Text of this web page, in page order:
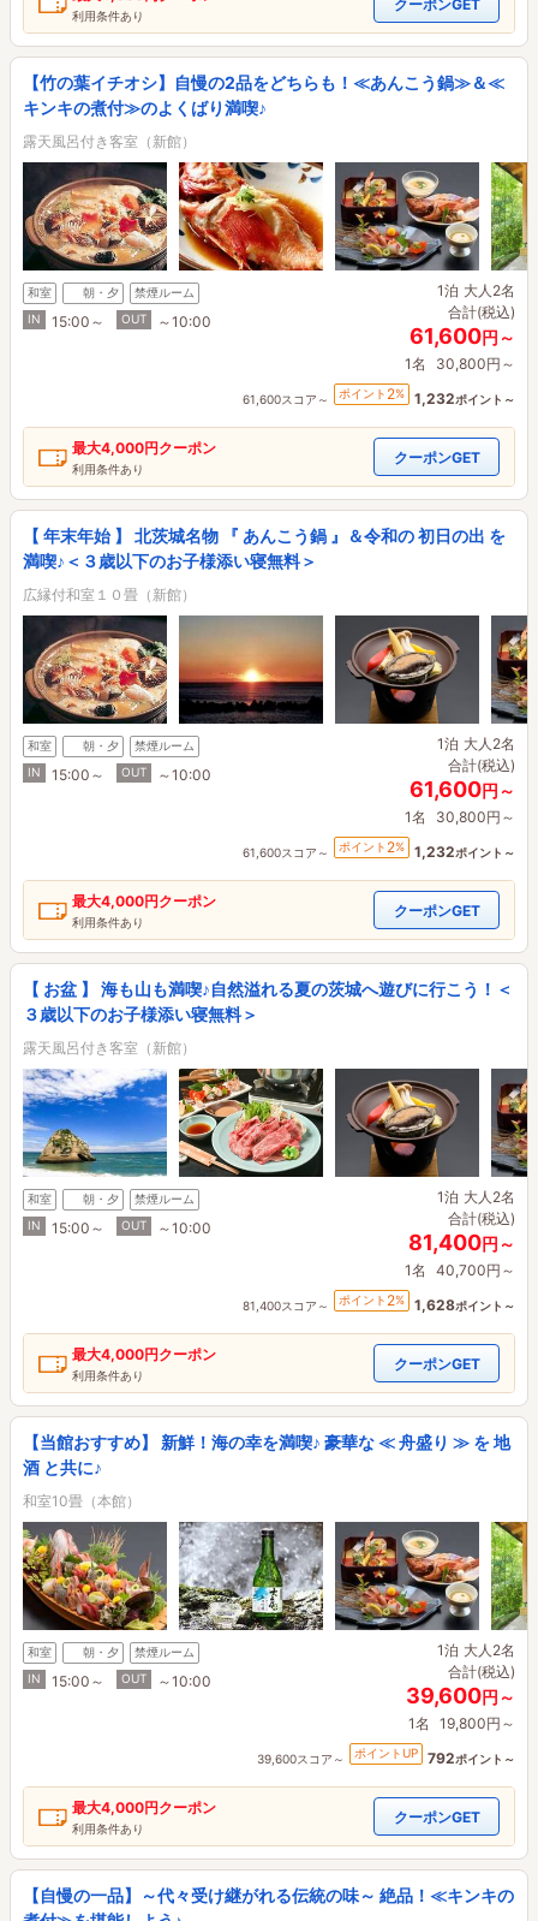
利用条件あり
クーポンGET
【竹の葉イチオシ】自慢の2品をどちらも！≪あんこう鍋≫＆≪
キンキの煮付≫のよくばり満喫♪
露天風呂付き客室（新館）
和室 朝・夕
禁煙ルーム
IN
15:00～ OUT ～10:00
1泊 大人2名
合計(税込)
61,600円～
1名 30,800円～
61,600スコア～ ポイント 2% 1,232ポイント～
最大4,000円クーポン
利用条件あり
クーポンGET
【 年末年始 】 北茨城名物 『 あんこう鍋 』＆令和の 初日の出 を
満喫♪＜３歳以下のお子様添い寝無料＞
広縁付和室１０畳（新館）
和室 朝・夕
禁煙ルーム
IN
15:00～ OUT ～10:00
1泊 大人2名
合計(税込)
61,600円～
1名 30,800円～
61,600スコア～ ポイント 2% 1,232ポイント～
最大4,000円クーポン
利用条件あり
クーポンGET
【 お盆 】 海も山も満喫♪自然溢れる夏の茨城へ遊びに行こう！＜
３歳以下のお子様添い寝無料＞
露天風呂付き客室（新館）
和室 朝・夕
禁煙ルーム
IN
15:00～ OUT ～10:00
1泊 大人2名
合計(税込)
81,400円～
1名 40,700円～
81,400スコア～ ポイント 2% 1,628ポイント～
最大4,000円クーポン
利用条件あり
クーポンGET
【当館おすすめ】 新鮮！海の幸を満喫♪ 豪華な ≪ 舟盛り ≫ を 地
酒 と共に♪
和室10畳（本館）
和室 朝・夕
禁煙ルーム
IN
15:00～ OUT ～10:00
1泊 大人2名
合計(税込)
39,600円～
1名 19,800円～
39,600スコア～ ポイントUP 792ポイント～
最大4,000円クーポン
利用条件あり
クーポンGET
【自慢の一品】～代々受け継がれる伝統の味～ 絶品！≪キンキの